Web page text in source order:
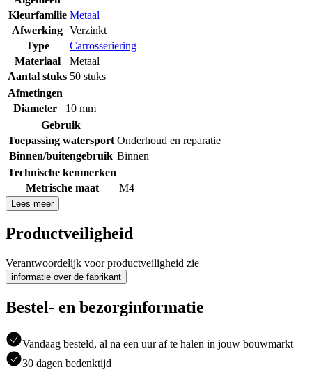
Kleurfamilie Metaal
Afwerking Verzinkt
Type
Carrosseriering
Materiaal
Metaal
Aantal stuks 50 stuks
Afmetingen
Diameter
10 mm
Gebruik
Toepassing watersport Onderhoud en reparatie
Binnen/buitengebruik Binnen
Technische kenmerken
Metrische maat
M4
Lees meer
Productveiligheid
Verantwoordelijk voor productveiligheid zie
informatie over de fabrikant
Bestel- en bezorginformatie
Vandaag besteld, al na een uur af te halen in jouw bouwmarkt
30 dagen bedenktijd